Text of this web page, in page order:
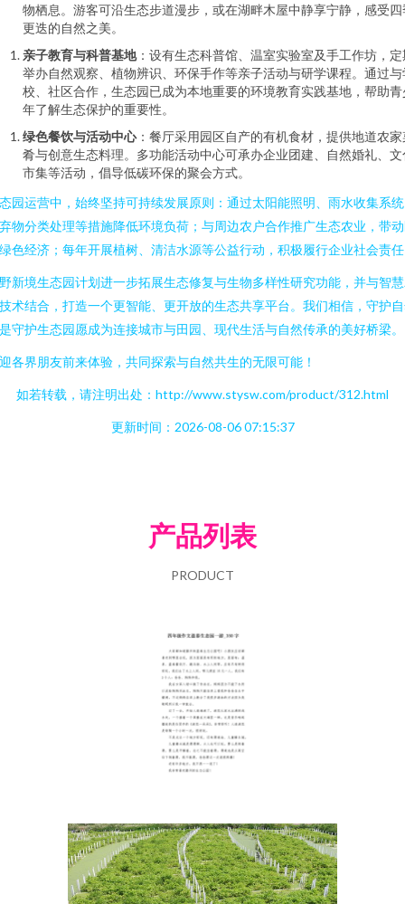
物栖息。游客可沿生态步道漫步，或在湖畔木屋中静享宁静，感受四
更迭的自然之美。
亲子教育与科普基地：设有生态科普馆、温室实验室及手工作坊，定
举办自然观察、植物辨识、环保手作等亲子活动与研学课程。通过与
校、社区合作，生态园已成为本地重要的环境教育实践基地，帮助青
年了解生态保护的重要性。
绿色餐饮与活动中心：餐厅采用园区自产的有机食材，提供地道农家
肴与创意生态料理。多功能活动中心可承办企业团建、自然婚礼、文
市集等活动，倡导低碳环保的聚会方式。
园运营中，始终坚持可持续发展原则：通过太阳能照明、雨水收集系
物分类处理等措施降低环境负荷；与周边农户合作推广生态农业，带
色经济；每年开展植树、清洁水源等公益行动，积极履行企业社会责
新境生态园计划进一步拓展生态修复与生物多样性研究功能，并与智
术结合，打造一个更智能、更开放的生态共享平台。我们相信，守护
守护生态园愿成为连接城市与田园、现代生活与自然传承的美好桥梁。
各界朋友前来体验，共同探索与自然共生的无限可能！
如若转载，请注明出处：http://www.stysw.com/product/312.html
更新时间：2026-08-06 07:15:37
产品列表
PRODUCT